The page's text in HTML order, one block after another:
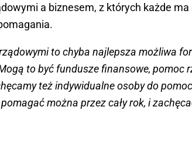
a biznesem, z których każde ma
to chyba najlepsza możliwa
to być fundusze finansowe, pomoc
też indywidualne osoby do
można przez cały rok, i